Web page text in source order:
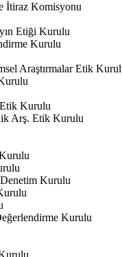
İtiraz Komisyonu
Etiği Kurulu
Kurulu
Araştırmalar Etik
Kurulu
Arş. Etik Kurulu
Kurulu
Kurulu